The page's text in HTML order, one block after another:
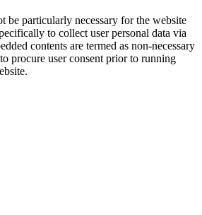
be particularly necessary for the website
to collect user personal data via
contents are termed as non-necessary
procure user consent prior to running